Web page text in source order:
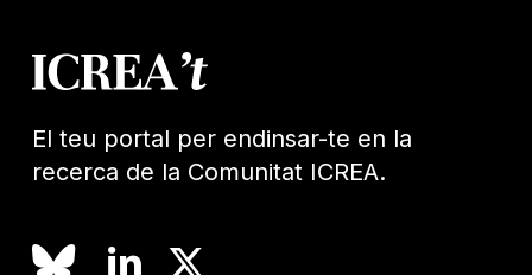
El teu portal per endinsar-te en la
recerca de la Comunitat ICREA.